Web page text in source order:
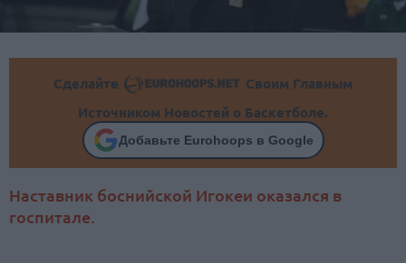
Сделайте
Своим Главным
Источником Новостей о Баскетболе.
Добавьте Eurohoops в Google
Наставник боснийской Игокеи оказался в
госпитале.